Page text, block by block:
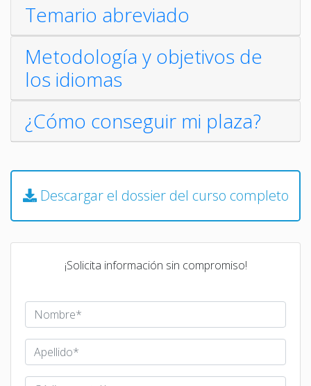
Temario abreviado
Metodología y objetivos de
los idiomas
¿Cómo conseguir mi plaza?
Descargar el dossier del curso completo
¡Solicita información sin compromiso!